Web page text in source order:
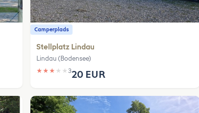
Camperplads
Stellplatz Lindau
Lindau (Bodensee)
★ ★ ★ ★ ★320 EUR